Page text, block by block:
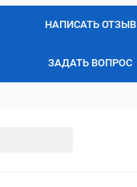
НАПИСАТЬ ОТЗЫВ
ЗАДАТЬ ВОПРОС